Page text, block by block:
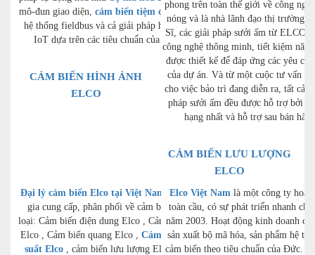
mô-đun giao diện, cảm biến tiệm cận Elco
hệ thống fieldbus và cả giải pháp hệ thống
IoT dựa trên các tiêu chuẩn của Đức.
CẢM BIẾN HÌNH ẢNH
ELCO
phong trên toàn thế giới về công
nóng và là nhà lãnh đạo thị trường
Sĩ, các giải pháp sưởi ấm từ ELCO
công nghệ thông minh, tiết kiệm
được thiết kế để đáp ứng các yêu
của dự án. Và từ một cuộc tư vấn
cho việc bảo trì đang diễn ra, tất cả
pháp sưởi ấm đều được hỗ trợ bởi
hạng nhất và hỗ trợ sau bán
CẢM BIẾN LƯU LƯỢNG
ELCO
Đại lý cảm biến Elco tại Việt Nam
chuyên
gia cung cấp, phân phối về cảm biến các
loại: Cảm biến điện dung Elco , Cảm biến từ
Elco , Cảm biến quang Elco , Cảm biến áp
suất Elco, cảm biến lưu lượng Elco, Phụ
Elco Việt Nam là một công ty hoạt
toàn cầu, có sự phát triển nhanh
năm 2003. Hoạt động kinh doanh
sản xuất bộ mã hóa, sản phẩm hệ
cảm biến theo tiêu chuẩn của Đức.